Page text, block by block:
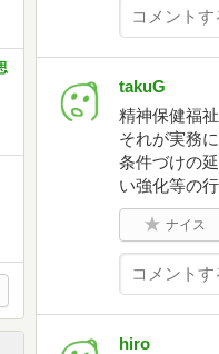
takuG
精神保健福
それが実務
条件づけの
い強化等の
ナイス
hiro